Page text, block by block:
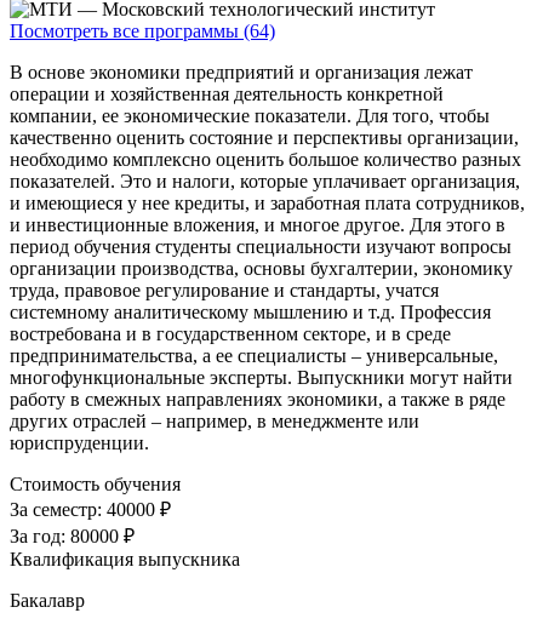
Посмотреть все программы (64)
В основе экономики предприятий и организация лежат
операции и хозяйственная деятельность конкретной
компании, ее экономические показатели. Для того, чтобы
качественно оценить состояние и перспективы организации,
необходимо комплексно оценить большое количество разных
показателей. Это и налоги, которые уплачивает организация,
и имеющиеся у нее кредиты, и заработная плата сотрудников,
и инвестиционные вложения, и многое другое. Для этого в
период обучения студенты специальности изучают вопросы
организации производства, основы бухгалтерии, экономику
труда, правовое регулирование и стандарты, учатся
системному аналитическому мышлению и т.д. Профессия
востребована и в государственном секторе, и в среде
предпринимательства, а ее специалисты – универсальные,
многофункциональные эксперты. Выпускники могут найти
работу в смежных направлениях экономики, а также в ряде
других отраслей – например, в менеджменте или
юриспруденции.
Стоимость обучения
За семестр: 40000 ₽
За год: 80000 ₽
Квалификация выпускника
Бакалавр